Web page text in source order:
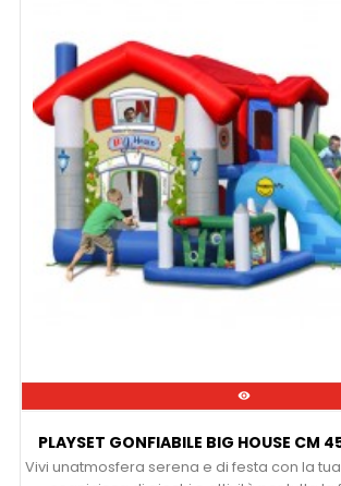

PLAYSET GONFIABILE BIG HOUSE CM
Vivi unatmosfera serena e di festa con la